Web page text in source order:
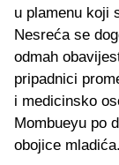
u plamenu koji
Nesreća se
odmah
pripadnici
i medicinsko
Mombueyu po
obojice mladića.